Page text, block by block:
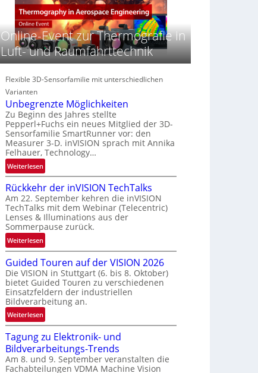
r
e
a
c
t
s
S
i
e
s
-
B
-
R
u
n
d
e
n
E
M
E
A
-
R
e
g
i
o
n
y
p
e
r
s
p
c
t
r
a
l
N
e
w
s
‘
Online-Event zur Thermografie in
Luft- und Raumfahrttechnik
Flexible 3D-Sensorfamilie mit unterschiedlichen
Varianten
Unbegrenzte Möglichkeiten
Zu Beginn des Jahres stellte
Pepperl+Fuchs ein neues Mitglied der 3D-
Sensorfamilie SmartRunner vor: den
Measurer 3-D. inVISION sprach mit Annika
Felhauer, Technology…
Weiterlesen:
U
n
b
e
g
r
e
z
t
e
M
g
l
i
c
h
Rückkehr der inVISION TechTalks
Am 22. September kehren die inVISION
TechTalks mit dem Webinar (Telecentric)
Lenses & Illuminations aus der
Sommerpause zurück.
Weiterlesen:
R
ü
c
k
k
e
h
d
e
r
Guided Touren auf der VISION 2026
Die VISION in Stuttgart (6. bis 8. Oktober)
bietet Guided Touren zu verschiedenen
Einsatzfeldern der industriellen
Bildverarbeitung an.
Weiterlesen:
G
u
i
d
e
Tagung zu Elektronik- und
Bildverarbeitungs-Trends
Am 8. und 9. September veranstalten die
Fachabteilungen VDMA Machine Vision